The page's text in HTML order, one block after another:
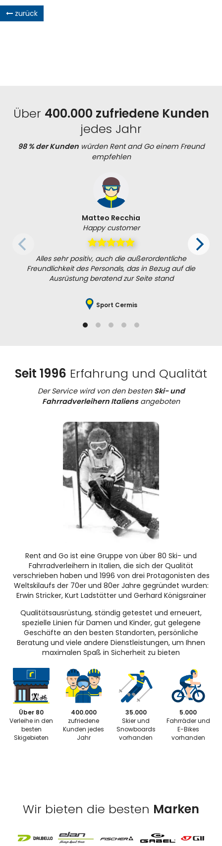
zurück
Über 400.000 zufriedene Kunden
jedes Jahr
98 % der Kundenwürden Rent and Go einem Freund
empfehlen
Matteo Recchia
Happy customer
Alles sehr positiv, auch die außerordentliche
Freundlichkeit des Personals, das in Bezug auf die
Ausrüstung beratend zur Seite stand
Sport Cermis
Seit 1996 Erfahrung und Qualität
Der Service wird von den besten Ski- und
Fahrradverleihern Italiensangeboten
Rent and Go ist eine Gruppe von über 80 Ski- und
Fahrradverleihern in Italien, die sich der Qualität
verschrieben haben und 1996 von drei Protagonisten des
Weltskilaufs der 70er und 80er Jahre gegründet wurden:
Erwin Stricker, Kurt Ladstätter und Gerhard Königsrainer
Qualitätsausrüstung, ständig getestet und erneuert,
spezielle Linien für Damen und Kinder, gut gelegene
Geschäfte an den besten Standorten, persönliche
Beratung und viele andere Dienstleistungen, um Ihnen
maximalen Spaß in Sicherheit zu bieten
Über 80
Verleihe in den
besten
Skigebieten
400.000
zufriedene
Kunden jedes
Jahr
35.000
Skier und
Snowboards
vorhanden
5.000
Fahrräder und
E-Bikes
vorhanden
Wir bieten die besten Marken